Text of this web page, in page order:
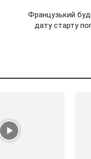
Французький
дату старту